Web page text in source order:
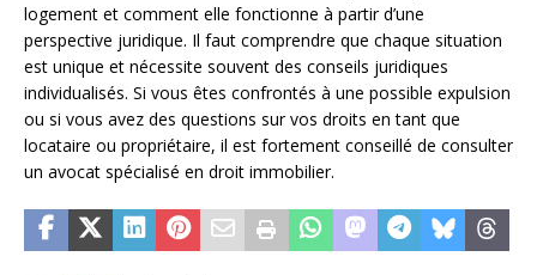
logement et comment elle fonctionne à partir d’une
perspective juridique. Il faut comprendre que chaque situation
est unique et nécessite souvent des conseils juridiques
individualisés. Si vous êtes confrontés à une possible expulsion
ou si vous avez des questions sur vos droits en tant que
locataire ou propriétaire, il est fortement conseillé de consulter
un avocat spécialisé en droit immobilier.